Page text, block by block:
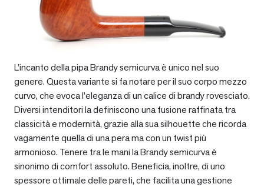
L’incanto della pipa Brandy semicurva è unico nel suo
genere. Questa variante si fa notare per il suo corpo mezzo
curvo, che evoca l’eleganza di un calice di brandy rovesciato.
Diversi intenditori la definiscono una fusione raffinata tra
classicità e modernità, grazie alla sua silhouette che ricorda
vagamente quella di una pera ma con un twist più
armonioso. Tenere tra le mani la Brandy semicurva è
sinonimo di comfort assoluto. Beneficia, inoltre, di uno
spessore ottimale delle pareti, che facilita una gestione